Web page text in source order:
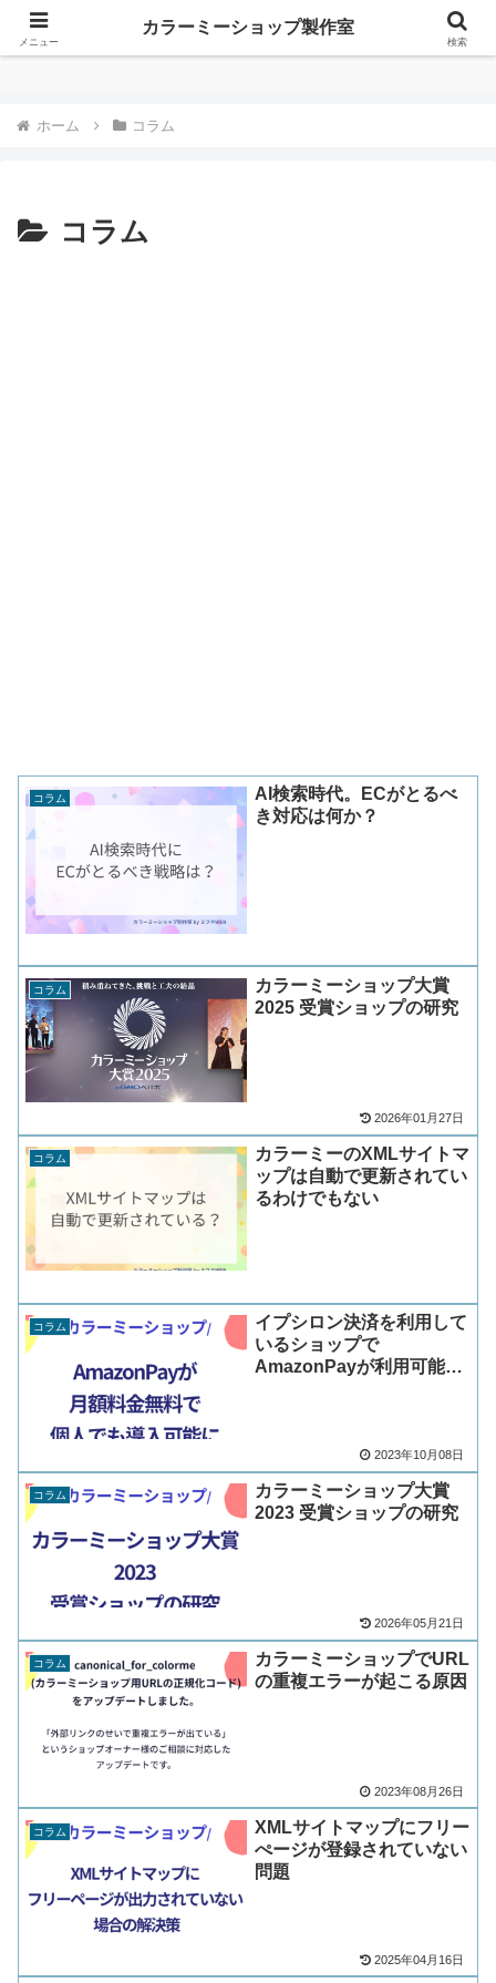
カラーミーショップ製作室
ホーム コラム
コラム
コラム
AI検索時代。ECがとるべ
き対応は何か？
コラム
カラーミーショップ大賞
2025 受賞ショップの研究
2026年01月27日
コラム
カラーミーのXMLサイトマ
ップは自動で更新されてい
るわけでもない
コラム
イプシロン決済を利用して
いるショップで
AmazonPayが利用可能に
2023年10月08日
コラム
カラーミーショップ大賞
2023 受賞ショップの研究
2026年05月21日
コラム
カラーミーショップでURL
の重複エラーが起こる原因
2023年08月26日
コラム
XMLサイトマップにフリー
ぺージが登録されていない
問題
2025年04月16日
メニュー
カラーミーショップ製作室
検索